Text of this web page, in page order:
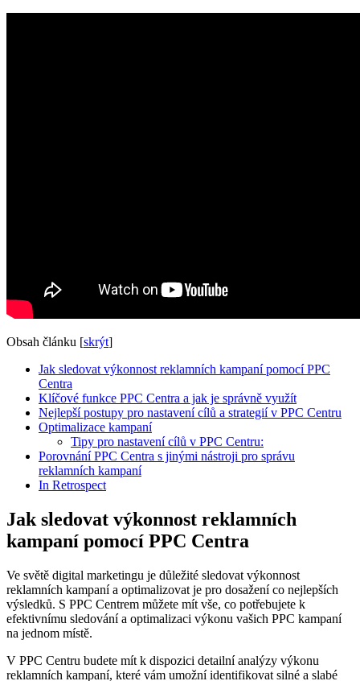
Obsah článku [skrýt]
Jak sledovat výkonnost reklamních kampaní pomocí PPC
Centra
Klíčové funkce PPC Centra a jak je správně využít
Nejlepší postupy pro nastavení cílů a strategií v PPC Centru
Optimalizace kampaní
Tipy pro nastavení cílů v PPC Centru:
Porovnání PPC Centra s jinými nástroji pro správu
reklamních kampaní
In Retrospect
Jak sledovat výkonnost reklamních
kampaní pomocí PPC Centra
Ve světě digital marketingu je důležité sledovat výkonnost
reklamních kampaní a optimalizovat je pro dosažení co nejlepších
výsledků. S PPC Centrem můžete mít vše, co potřebujete k
efektivnímu sledování a optimalizaci výkonu vašich PPC kampaní
na jednom místě.
V PPC Centru budete mít k dispozici detailní analýzy výkonu
reklamních kampaní, které vám umožní identifikovat silné a slabé